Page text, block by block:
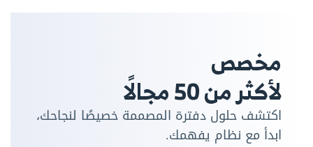
مخصص
لأكثر من 50 مجالًا
اكتشف حلول دفترة المصممة خصيصًا لنجاحك،
ابدأ مع نظام يفهمك.